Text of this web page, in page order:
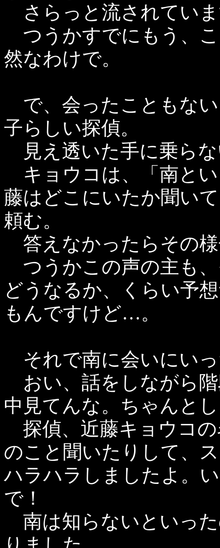
さらっと流されてい
つうかすでにもう、
然なわけで。
で、会ったこともな
子らしい探偵。
見え透いた手に乗ら
キョウコは、「南とい
藤はどこにいたか聞い
頼む。
答えなかったらその
つうかこの声の主も
どうなるか、くらい予
もんですけど…。
それで南に会いにい
おい、話をしながら
中見てんな。ちゃんと
探偵、近藤キョウコ
のこと聞いたりして、
ハラハラしましたよ。
で！
南は知らないといっ